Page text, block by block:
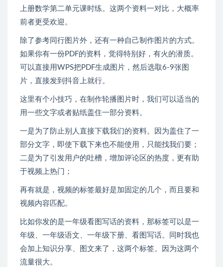
上册数学第二单元课时练。这两个资料一对比，大概率
前者更受欢迎。
除了参考同行图片外，还有一种自己制作图片的方式。
如果你有一份PDF的资料，觉得特别好，有火的潜质。
可以直接用WPS把PDF生成图片，然后选取6-9张图
片，直接发到抖音上就行。
这里有个小技巧，在制作轮播图片时，我们可以适当的
用一些文字或者贴纸盖住一部分资料。
一是为了防止别人直接下载我们的资料。因为盖住了一
部分文字，即使下载下来也不能使用，只能找我们要；
二是为了引发用户的吐槽，增加评论区的热度，更有助
于视频上热门；
再有就是，视频的标签最好是加固定的几个，而且要和
视频内容匹配。
比如你发的是一年级看图写话的资料，那标签可以是一
年级、一年级语文、一年级下册、看图写话。同时我也
会加上知识分享、图文来了，这两个标签。因为这两个
流量很大。